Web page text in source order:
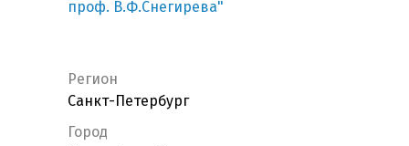
проф. В.Ф.Снегирева"
Регион
Санкт-Петербург
Город